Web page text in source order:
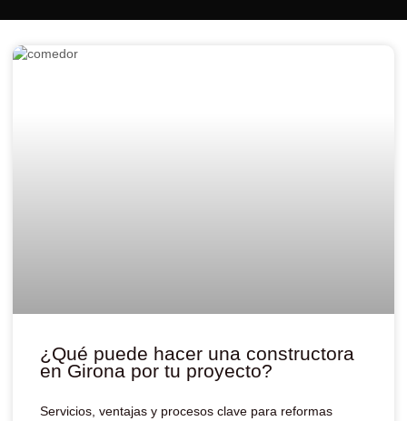
¿Qué puede hacer una constructora
en Girona por tu proyecto?
Servicios, ventajas y procesos clave para reformas